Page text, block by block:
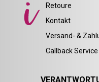
Retoure
Kontakt
Versand- &
Callback Service